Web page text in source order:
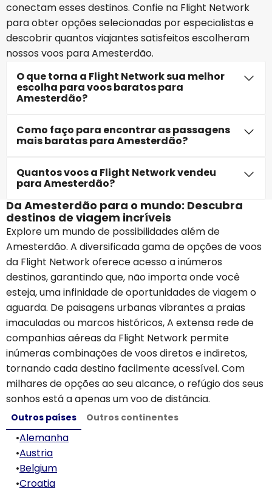
conectam esses destinos. Confie na Flight Network
para obter opções selecionadas por especialistas e
descobrir quantos viajantes satisfeitos escolheram
nossos voos para Amesterdão.
O que torna a Flight Network sua melhor
escolha para voos baratos para
Amesterdão?
Como faço para encontrar as passagens
mais baratas para Amesterdão?
Quantos voos a Flight Network vendeu
para Amesterdão?
Da Amesterdão para o mundo: Descubra
destinos de viagem incríveis
Explore um mundo de possibilidades além de
Amesterdão. A diversificada gama de opções de voos
da Flight Network oferece acesso a inúmeros
destinos, garantindo que, não importa onde você
esteja, uma infinidade de oportunidades de viagem o
aguarda. De paisagens urbanas vibrantes a praias
imaculadas ou marcos históricos, A extensa rede de
companhias aéreas da Flight Network permite
inúmeras combinações de voos diretos e indiretos,
tornando cada destino facilmente acessível. Com
milhares de opções ao seu alcance, o refúgio dos seus
sonhos está a apenas um voo de distância.
Outros países Outros continentes
•Alemanha
•Austria
•Belgium
•Croatia